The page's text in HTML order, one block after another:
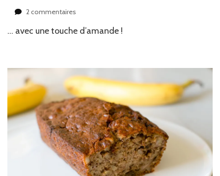
2 commentaires
breton…
… avec une touche d’amande !